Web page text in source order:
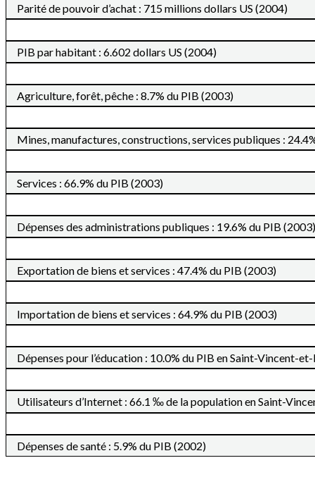
Parité de pouvoir d’achat : 715 millions dollars US (2004)
PIB par habitant : 6.602 dollars US (2004)
Agriculture, forêt, pêche : 8.7% du PIB (2003)
Mines, manufactures, constructions, services publiques :
Services : 66.9% du PIB (2003)
Dépenses des administrations publiques : 19.6% du PIB (2003)
Exportation de biens et services : 47.4% du PIB (2003)
Importation de biens et services : 64.9% du PIB (2003)
Dépenses pour l’éducation : 10.0% du PIB en Saint-Vincent-
Utilisateurs d’Internet : 66.1 ‰ de la population en Saint-
Dépenses de santé : 5.9% du PIB (2002)